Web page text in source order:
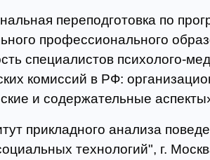
переподготовка по
профессионального
специалистов психолого-
комиссий в РФ:
и содержательные
прикладного анализа
технологий", г.